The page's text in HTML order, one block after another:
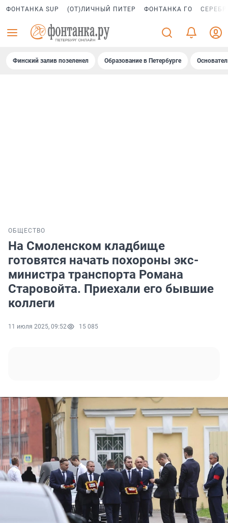
ФОНТАНКА SUP (ОТ)ЛИЧНЫЙ ПИТЕР ФОНТАНКА ГО
Финский залив позеленел Образование в Петербурге
ОБЩЕСТВО
На Смоленском кладбище
готовятся начать похороны экс-
министра транспорта Романа
Старовойта. Приехали его бывшие
коллеги
11 июля 2025, 09:52 15 085